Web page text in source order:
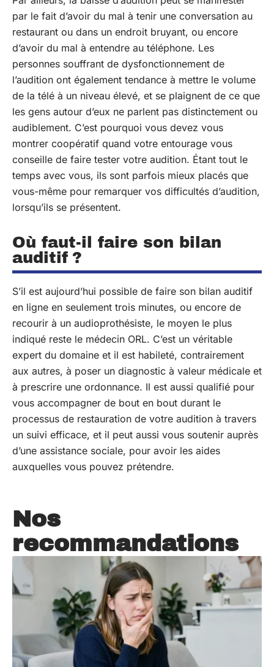
par le fait d’avoir du mal à tenir une conversation au
restaurant ou dans un endroit bruyant, ou encore
d’avoir du mal à entendre au téléphone. Les
personnes souffrant de dysfonctionnement de
l’audition ont également tendance à mettre le volume
de la télé à un niveau élevé, et se plaignent de ce que
les gens autour d’eux ne parlent pas distinctement ou
audiblement. C’est pourquoi vous devez vous
montrer coopératif quand votre entourage vous
conseille de faire tester votre audition. Étant tout le
temps avec vous, ils sont parfois mieux placés que
vous-même pour remarquer vos difficultés d’audition,
lorsqu’ils se présentent.
Où faut-il faire son bilan
auditif ?
S’il est aujourd’hui possible de faire son bilan auditif
en ligne en seulement trois minutes, ou encore de
recourir à un audioprothésiste, le moyen le plus
indiqué reste le médecin ORL. C’est un véritable
expert du domaine et il est habileté, contrairement
aux autres, à poser un diagnostic à valeur médicale et
à prescrire une ordonnance. Il est aussi qualifié pour
vous accompagner de bout en bout durant le
processus de restauration de votre audition à travers
un suivi efficace, et il peut aussi vous soutenir auprès
d’une assistance sociale, pour avoir les aides
auxquelles vous pouvez prétendre.
Nos
recommandations